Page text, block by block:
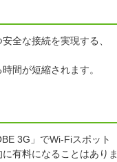
全な接続を実現する、
間が短縮されます。
3G」でWi-Fiスポット
有料になることはありま